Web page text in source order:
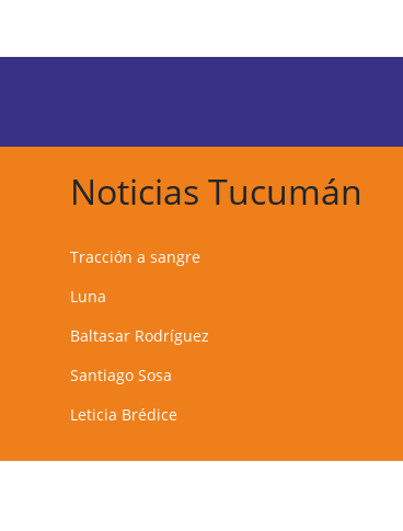
Noticias Tucumán
Tracción a sangre
Luna
Baltasar Rodríguez
Santiago Sosa
Leticia Brédice